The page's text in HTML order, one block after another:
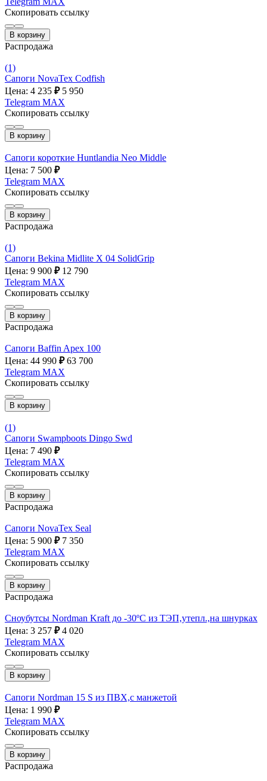
Скопировать ссылку
В корзину
Распродажа
(1)
Сапоги NovaTex Codfish
Цена: 4 235 ₽ 5 950
Telegram MAX
Скопировать ссылку
В корзину
Сапоги короткие Huntlandia Neo Middle
Цена: 7 500 ₽
Telegram MAX
Скопировать ссылку
В корзину
Распродажа
(1)
Сапоги Bekina Midlite X 04 SolidGrip
Цена: 9 900 ₽ 12 790
Telegram MAX
Скопировать ссылку
В корзину
Распродажа
Сапоги Baffin Apex 100
Цена: 44 990 ₽ 63 700
Telegram MAX
Скопировать ссылку
В корзину
(1)
Сапоги Swampboots Dingo Swd
Цена: 7 490 ₽
Telegram MAX
Скопировать ссылку
В корзину
Распродажа
Сапоги NovaTex Seal
Цена: 5 900 ₽ 7 350
Telegram MAX
Скопировать ссылку
В корзину
Распродажа
Сноубутсы Nordman Kraft до -30ºС из ТЭП,утепл.,на шнурках
Цена: 3 257 ₽ 4 020
Telegram MAX
Скопировать ссылку
В корзину
Сапоги Nordman 15 S из ПВХ,с манжетой
Цена: 1 990 ₽
Telegram MAX
Скопировать ссылку
В корзину
Распродажа